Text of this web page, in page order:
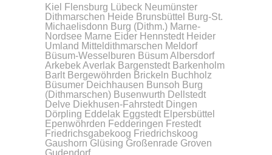
Kiel Flensburg Lübeck Neumünster
Dithmarschen Heide Brunsbüttel
Burg-St.
Michaelisdonn Burg (Dithm.) Marne-
Nordsee Marne Eider Hennstedt Heider
Umland Mitteldithmarschen Meldorf
Büsum-Wesselburen BüsumAlbersdorf
ArkebekAverlak Bargenstedt Barkenholm
Barlt Bergewöhrden Brickeln Buchholz
Büsumer Deichhausen Bunsoh Burg
(Dithmarschen) Busenwurth Dellstedt
Delve Diekhusen-Fahrstedt Dingen
Dörpling Eddelak Eggstedt Elpersbüttel
Epenwöhrden Fedderingen Frestedt
Friedrichsgabekoog Friedrichskoog
Gaushorn Glüsing Großenrade Groven
Gudendorf